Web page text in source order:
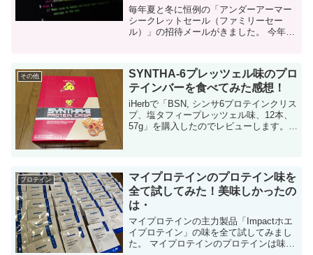
毎年夏と冬に恒例の「アンダーアーマー
シークレットセール（ファミリーセー
ル）」の招待メールがきました。 今年も
ンダーアーマーファミリーセールの時期
が...
その他
SYNTHA-6プレッツェル味のプロ
テインバーを食べてみた感想！
iHerbで「BSN, シンサ6プロテインクリス
プ、塩タフィープレッツェル味、12本、
57g」を購入したのでレビューします。
プロテイン
マイプロテインのプロテイン味を
全て試してみた！美味しかったの
は・
マイプロテインの主力製品「Impactホエ
イプロテイン」の味を全て試してみまし
た。 マイプロテインのプロテインは味が